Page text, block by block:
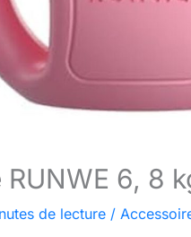
6, 8
de lecture /